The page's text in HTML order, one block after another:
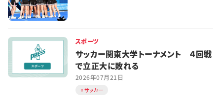
スポーツ
サッカー関東大学トーナメント ４回戦
で立正大に敗れる
2026年07月21日
サッカー